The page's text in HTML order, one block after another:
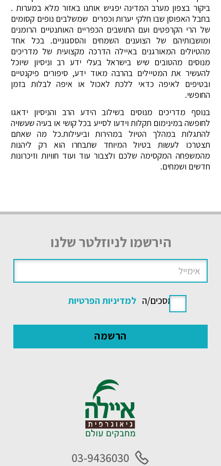
ביקור בצפון מערב המדינה יפגיש אותנו באזור מלא במערות .
בחבל האפוסן שבו חלקי יערות וכפרים שמשלבים נופים קסומים
של הרי הקרפטים ועם התושבים הכפריים האותנטיים הרומנים
ומושבותיהם של הצוענים השמחים והססגוניים. בכל אחד
מהטיולים המאורגנים באיילה הדרכה מקצועית של מדריכים
מנוסים מהטובים שיש בישראל בעלי ידע רב וניסיון שיוכל
להעשיר את המטיילים בהרבה מאוד ידע, סיפורים פיקנטיים
ובטיפים לאיפה כדאי ללכת לאכול או איפה לבלות בזמן
החופשי.
בנוסף מדריכים מנוסים בשילוב הידע הרב והניסיון ידאגו
לחופשה במינימום תקלות וידעו לסייע בכל קושי או בעיה שעשויה
להתגלות במהלך הטיול במהירות וביעילות.כל מה שאתם
תצטרכו לעשות בטיול המיוחד שתבחרו הוא רק ליהנות
מהמשפחה המקסימה שלכם ולצבור עוד ועוד חוויות וזיכרונות
חדשים ושמחים.
הירשמו לניוזלטר שלנו
אני מסכים/ה למדיניות הפרטיות
03-9436030